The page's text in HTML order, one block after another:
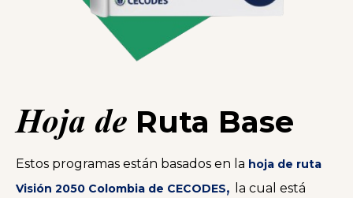
Hoja de Ruta Base
Estos programas están basados en la hoja de ruta
Visión 2050 Colombia de CECODES,
la cual está